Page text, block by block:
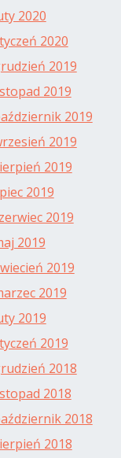
2020
2020
2019
2019
2019
2019
2019
2019
2019
2019
2019
2019
2019
2019
2018
2018
2018
2018